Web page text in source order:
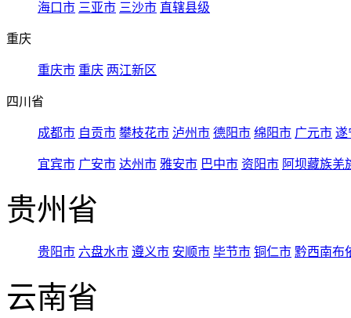
海口市 三亚市 三沙市 直辖县级
重庆
重庆市 重庆 两江新区
四川省
成都市 自贡市 攀枝花市 泸州市 德阳市 绵阳市 广元市 遂
宜宾市 广安市 达州市 雅安市 巴中市 资阳市 阿坝藏族羌
贵州省
贵阳市 六盘水市 遵义市 安顺市 毕节市 铜仁市 黔西南布
云南省